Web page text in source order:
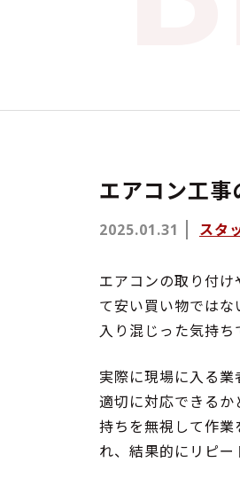
エアコン工事
2025.01.31 スタ
エアコンの取り付
て安い買い物では
入り混じった気持ち
実際に現場に入る
適切に対応できる
持ちを無視して作
れ、結果的にリピー